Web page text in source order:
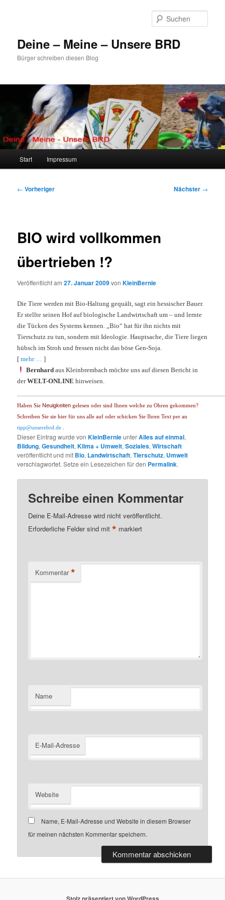
Deine – Meine – Unsere BRD
Bürger schreiben diesen Blog
Start Impressum
Beitragsnavigation
← Vorheriger Nächster →
BIO wird vollkommen
übertrieben !?
Veröffentlicht am27. Januar 2009vonKleinBernie
Die Tiere werden mit Bio-Haltung gequält, sagt ein hessischer Bauer.
Er stellte seinen Hof auf biologische Landwirtschaft um – und lernte
die Tücken des Systems kennen. „Bio“ hat für ihn nichts mit
Tierschutz zu tun, sondern mit Ideologie. Hauptsache, die Tiere liegen
hübsch im Stroh und fressen nicht das böse Gen-Soja.
[mehr …]
Bernhardaus Kleinbrembach möchte uns auf diesen Bericht in
derWELT-ONLINEhinweisen.
Haben Sie Neuigkeiten gelesen oder sind Ihnen welche zu Ohren gekommen?
Schreiben Sie sie hier für uns alle auf oder schicken Sie Ihren Text per an
tipp@unserebrd.de
Dieser Eintrag wurde vonKleinBernieunterAlles auf einmal,
Bildung,Gesundheit,Klima + Umwelt,Soziales,Wirtschaft
veröffentlicht und mit Bio, Landwirtschaft,Tierschutz, Umwelt
verschlagwortet. Setze ein Lesezeichen für den Permalink.
Schreibe einen Kommentar
Deine E-Mail-Adresse wird nicht veröffentlicht.
Erforderliche Felder sind mit* markiert
Kommentar *
Name
E-Mail-Adresse
Website
Name, E-Mail-Adresse und Website in diesem Browser
für meinen nächsten Kommentar speichern.